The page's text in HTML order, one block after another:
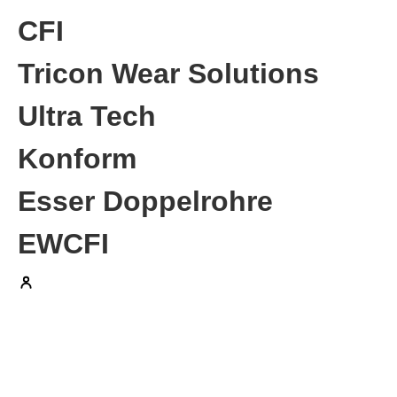
CFI
Tricon Wear Solutions
Ultra Tech
Konform
Esser Doppelrohre
EWCFI